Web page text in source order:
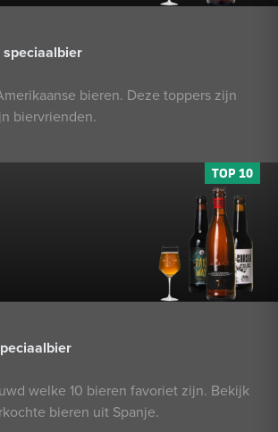
speciaalbier
bieren. Deze toppers zijn
biervrienden.
welke 10 bieren favoriet zijn. Bekijk
bieren uit Spanje.